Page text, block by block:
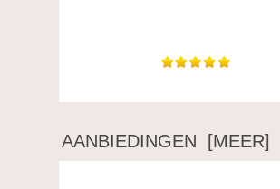
AANBIEDINGEN [MEER]